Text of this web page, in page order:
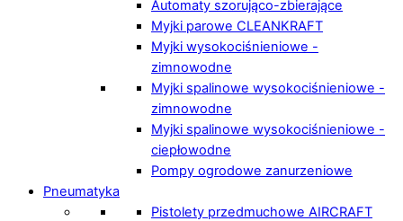
Automaty szorująco-zbierające
Myjki parowe CLEANKRAFT
Myjki wysokociśnieniowe -
zimnowodne
Myjki spalinowe wysokociśnieniowe -
zimnowodne
Myjki spalinowe wysokociśnieniowe -
ciepłowodne
Pompy ogrodowe zanurzeniowe
Pneumatyka
Pistolety przedmuchowe AIRCRAFT